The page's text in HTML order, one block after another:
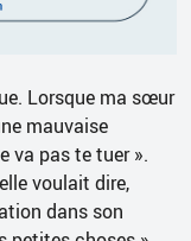
Lorsque ma sœur
mauvaise
va pas te tuer ».
voulait dire,
dans son